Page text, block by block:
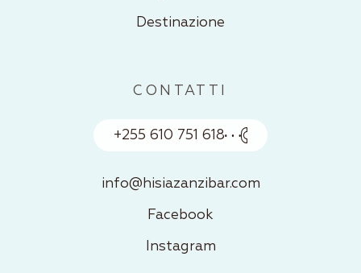
Destinazione
CONTATTI
+255 610 751 618
info@hisiazanzibar.com
Facebook
Instagram